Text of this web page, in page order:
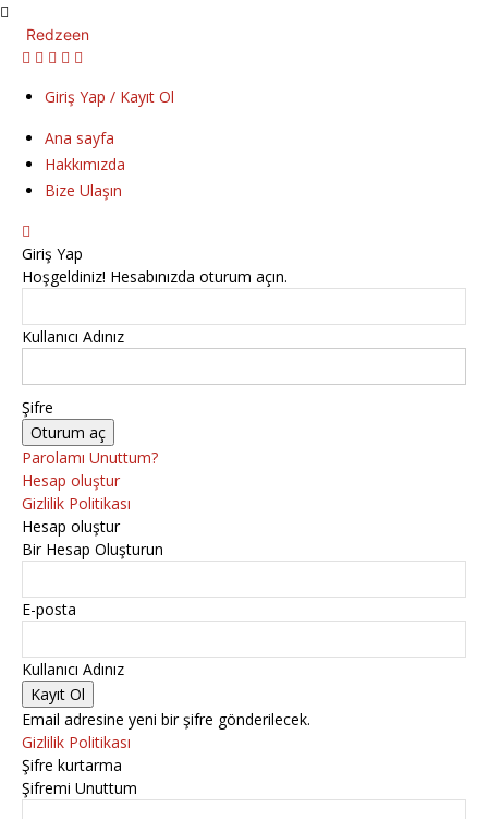
Redzeen
Giriş Yap / Kayıt Ol
Ana sayfa
Hakkımızda
Bize Ulaşın
Giriş Yap
Hoşgeldiniz! Hesabınızda oturum açın.
Kullanıcı Adınız
Şifre
Parolamı Unuttum?
Hesap oluştur
Gizlilik Politikası
Hesap oluştur
Bir Hesap Oluşturun
E-posta
Kullanıcı Adınız
Email adresine yeni bir şifre gönderilecek.
Gizlilik Politikası
Şifre kurtarma
Şifremi Unuttum